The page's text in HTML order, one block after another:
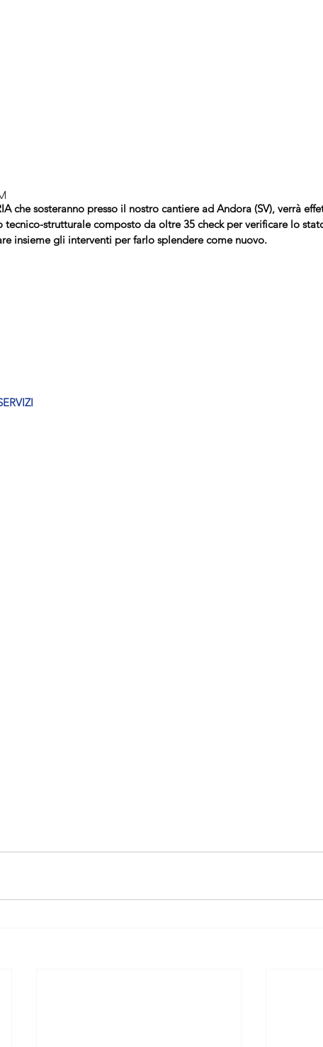
che sosteranno presso il nostro cantiere ad Andora (SV), verrà
strutturale composto da oltre 35 check per verificare lo
insieme gli interventi per farlo splendere come nuovo.